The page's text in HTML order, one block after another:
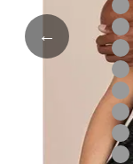
←